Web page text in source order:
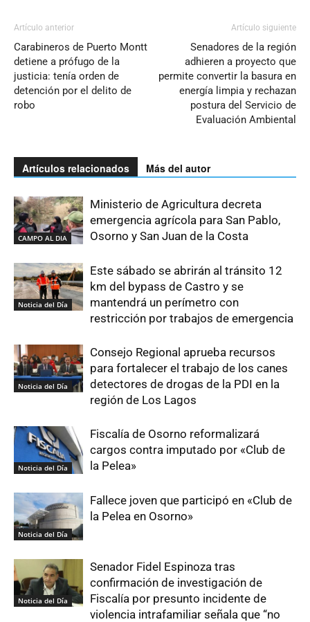
Artículo anterior
Carabineros de Puerto Montt
detiene a prófugo de la
justicia: tenía orden de
detención por el delito de
robo
Artículo siguiente
Senadores de la región
adhieren a proyecto que
permite convertir la basura en
energía limpia y rechazan
postura del Servicio de
Evaluación Ambiental
Artículos relacionados Más del autor
CAMPO AL DIA
Ministerio de Agricultura decreta
emergencia agrícola para San Pablo,
Osorno y San Juan de la Costa
Noticia del Día
Este sábado se abrirán al tránsito 12
km del bypass de Castro y se
mantendrá un perímetro con
restricción por trabajos de emergencia
Noticia del Día
Consejo Regional aprueba recursos
para fortalecer el trabajo de los canes
detectores de drogas de la PDI en la
región de Los Lagos
Noticia del Día
Fiscalía de Osorno reformalizará
cargos contra imputado por «Club de
la Pelea»
Noticia del Día
Fallece joven que participó en «Club de
la Pelea en Osorno»
Noticia del Día
Senador Fidel Espinoza tras
confirmación de investigación de
Fiscalía por presunto incidente de
violencia intrafamiliar señala que “no